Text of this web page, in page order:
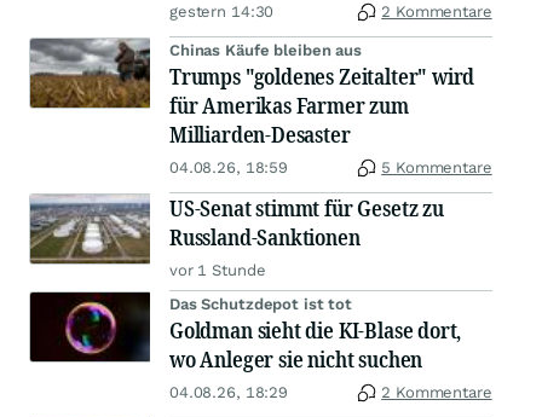
gestern 14:30 2 Kommentare
Chinas Käufe bleiben aus
Trumps "goldenes Zeitalter" wird
für Amerikas Farmer zum
Milliarden-Desaster
04.08.26, 18:59 5 Kommentare
US-Senat stimmt für Gesetz zu
Russland-Sanktionen
vor 1 Stunde
Das Schutzdepot ist tot
Goldman sieht die KI-Blase dort,
wo Anleger sie nicht suchen
04.08.26, 18:29 2 Kommentare